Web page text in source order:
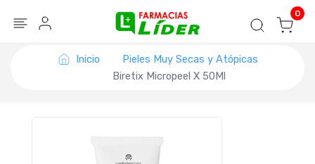
Seguir mi pedido 0
Inicio
Pieles Muy Secas y Atópicas
Biretix Micropeel X 50Ml